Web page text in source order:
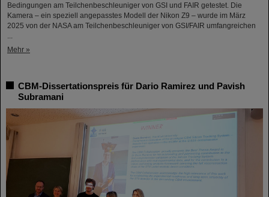
Bedingungen am Teilchenbeschleuniger von GSI und FAIR getestet. Die
Kamera – ein speziell angepasstes Modell der Nikon Z9 – wurde im März
2025 von der NASA am Teilchenbeschleuniger von GSI/FAIR umfangreichen
Mehr »
CBM-Dissertationspreis für Dario Ramirez und Pavish
Subramani